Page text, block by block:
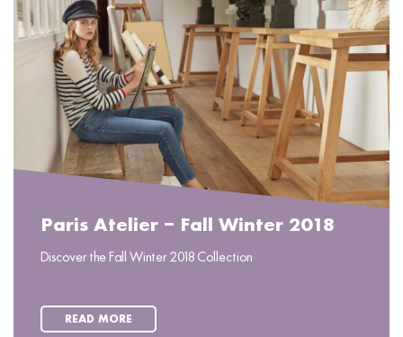
Paris Atelier – Fall Winter 2018
Discover the Fall Winter 2018 Collection
READ MORE